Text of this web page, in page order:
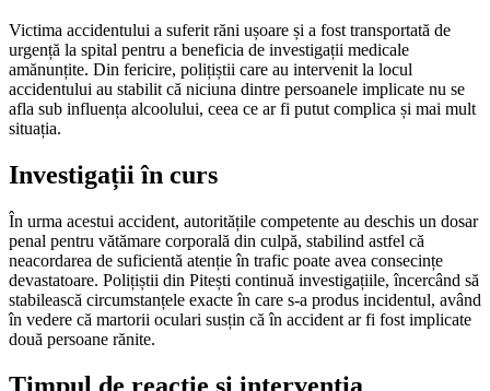
Victima accidentului a suferit răni ușoare și a fost transportată de
urgență la spital pentru a beneficia de investigații medicale
amănunțite. Din fericire, polițiștii care au intervenit la locul
accidentului au stabilit că niciuna dintre persoanele implicate nu se
afla sub influența alcoolului, ceea ce ar fi putut complica și mai mult
situația.
Investigații în curs
În urma acestui accident, autoritățile competente au deschis un dosar
penal pentru vătămare corporală din culpă, stabilind astfel că
neacordarea de suficientă atenție în trafic poate avea consecințe
devastatoare. Polițiștii din Pitești continuă investigațiile, încercând să
stabilească circumstanțele exacte în care s-a produs incidentul, având
în vedere că martorii oculari susțin că în accident ar fi fost implicate
două persoane rănite.